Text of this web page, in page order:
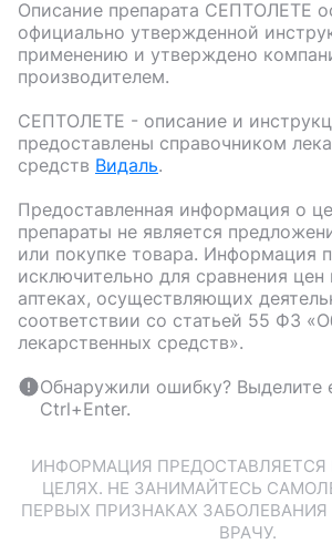
Описание препарата СЕПТОЛЕТЕ
официально утвержденной
применению и утверждено
производителем.
СЕПТОЛЕТЕ - описание и
предоставлены справочником
средств Видаль.
Предоставленная информация о
препараты не является
или покупке товара. Информация
исключительно для сравнения
аптеках, осуществляющих
соответствии со статьей 55 ФЗ
лекарственных средств».
Обнаружили ошибку? Выделите
Ctrl+Enter.
ИНФОРМАЦИЯ
ЦЕЛЯХ. НЕ ЗАНИМАЙТЕСЬ
ПЕРВЫХ ПРИЗНАКАХ
ВРАЧУ.